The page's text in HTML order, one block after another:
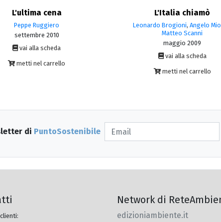
L'ultima cena
Peppe Ruggiero
settembre 2010
vai alla scheda
metti nel carrello
L'Italia chiamò
Leonardo Brogioni,Angelo
Matteo Scanni
maggio 2009
vai alla scheda
metti nel carrello
di PuntoSostenibile
Network di
edizioniambiente.it